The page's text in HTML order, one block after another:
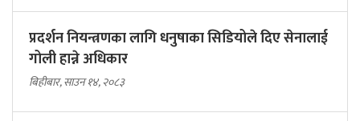
प्रदर्शन नियन्त्रणका लागि धनुषाका सिडियोले दिए सेनालाई
गोली हान्ने अधिकार
बिहीबार, साउन १४, २०८३